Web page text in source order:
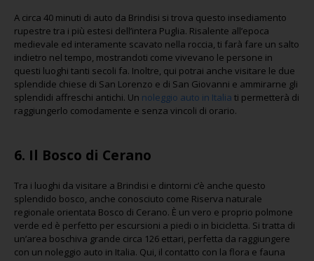
A circa 40 minuti di auto da Brindisi si trova questo insediamento
rupestre tra i più estesi dell’intera Puglia. Risalente all’epoca
medievale ed interamente scavato nella roccia, ti farà fare un salto
indietro nel tempo, mostrandoti come vivevano le persone in
questi luoghi tanti secoli fa. Inoltre, qui potrai anche visitare le due
splendide chiese di San Lorenzo e di San Giovanni e ammirarne gli
splendidi affreschi antichi. Un noleggio auto in Italia ti permetterà di
raggiungerlo comodamente e senza vincoli di orario.
6. Il Bosco di Cerano
Tra i luoghi da visitare a Brindisi e dintorni c’è anche questo
splendido bosco, anche conosciuto come Riserva naturale
regionale orientata Bosco di Cerano. È un vero e proprio polmone
verde ed è perfetto per escursioni a piedi o in bicicletta. Si tratta di
un’area boschiva grande circa 126 ettari, perfetta da raggiungere
con un noleggio auto in Italia. Qui, il contatto con la flora e fauna